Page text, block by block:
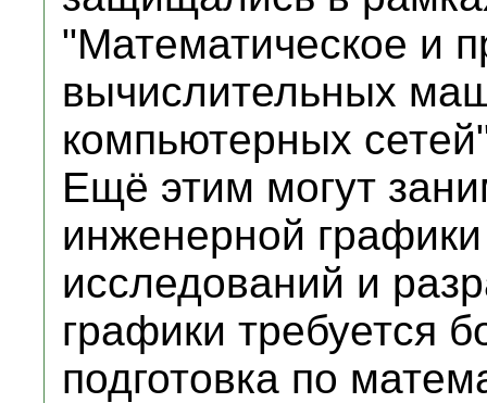
"Математическое и
вычислительных
компьютерных
Ещё этим могут
инженерной
исследований и
графики требуется
подготовка по